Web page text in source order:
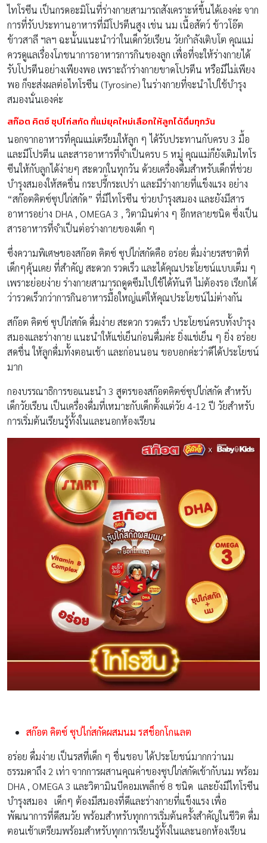
ไทโรซีน เป็นกรดอะมิโนที่ร่างกายสามารถสังเคราะห์ขึ้นได้เองค่ะ จาก
การที่รับประทานอาหารที่มีโปรตีนสูง เช่น นม เนื้อสัตว์ ข้าวโอ๊ต
ข้าวสาลี ฯลฯ ฉะนั้นแนะนำว่าในเด็กวัยเรียน วัยกำลังเติบโต คุณแม่
ควรดูแลเรื่องโภชนาการอาหารการกินของลูก เพื่อที่จะให้ร่างกายได้
รับโปรตีนอย่างเพียงพอ เพราะถ้าร่างกายขาดโปรตีน หรือมีไม่เพียง
พอ ก็จะส่งผลต่อไทโรซีน (Tyrosine) ในร่างกายที่จะนำไปใช้บำรุง
สมองนั่นเองค่ะ
สก๊อต คิตซ์ ซุปไก่สกัด ที่แม่ยุคใหม่เลือกให้ลูกได้ดื่มทุกวัน
นอกจากอาหารที่คุณแม่เตรียมให้ลูก ๆ ได้รับประทานกับครบ 3 มื้อ
และมีโปรตีน และสารอาหารที่จำเป็นครบ 5 หมู่ คุณแม่ก็ยังเติมไทโร
ซีนให้กับลูกได้ง่ายๆ สะดวกในทุกวัน ด้วยเครื่องดื่มสำหรับเด็กที่ช่วย
บำรุงสมองให้สดชื่น กระปรี้กระเปร่า และมีร่างกายที่แข็งแรง อย่าง
“สก๊อตคิตซ์ซุปไก่สกัด” ที่มีไทโรซีน ช่วยบำรุงสมอง และยังมีสาร
อาหารอย่าง DHA , OMEGA 3 , วิตามินต่าง ๆ อีกหลายชนิด ซึ่งเป็น
สารอาหารที่จำเป็นต่อร่างกายของเด็ก ๆ
ซึ่งความพิเศษของสก๊อต คิตซ์ ซุปไก่สกัดคือ อร่อย ดื่มง่ายรสชาติที่
เด็กๆคุ้นเคย ที่สำคัญ สะดวก รวดเร็ว และได้คุณประโยชน์แบบเต็ม ๆ
เพราะย่อยง่าย ร่างกายสามารถดูดซึมไปใช้ได้ทันที ไม่ต้องรอ เรียกได้
ว่ารวดเร็วกว่าการกินอาหารมื้อใหญ่แต่ให้คุณประโยชน์ไม่ต่างกัน
สก๊อต คิตซ์ ซุปไก่สกัด ดื่มง่าย สะดวก รวดเร็ว ประโยชน์ครบทั้งบำรุง
สมองและร่างกาย แนะนำให้แช่เย็นก่อนดื่มค่ะ ยิ่งแช่เย็น ๆ ยิ่ง อร่อย
สดชื่น ให้ลูกดื่มทั้งตอนเช้า และก่อนนอน ขอบอกค่ะว่าดีได้ประโยชน์
มาก
กองบรรณาธิการขอแนะนำ 3 สูตรของสก๊อตคิตซ์ซุปไก่สกัด สำหรับ
เด็กวัยเรียน เป็นเครื่องดื่มที่เหมาะกับเด็กตั้งแต่วัย 4-12 ปี วัยสำหรับ
การเริ่มต้นเรียนรู้ทั้งในและนอกห้องเรียน
สก๊อต คิตซ์ ซุปไก่สกัดผสมนม รสช็อกโกแลต
อร่อย ดื่มง่าย เป็นรสที่เด็ก ๆ ชื่นชอบ ได้ประโยชน์มากกว่านม
ธรรมดาถึง 2 เท่า จากการผสานคุณค่าของซุปไก่สกัดเข้ากับนม พร้อม
DHA , OMEGA 3 และวิตามินบีคอมเพล็กซ์ 8 ชนิด และยังมีไทโรซีน
บำรุงสมอง
เด็กๆ ต้องมีสมองที่ดีและร่างกายที่แข็งแรง เพื่อ
พัฒนาการที่ดีสมวัย พร้อมสำหรับทุกการเริ่มต้นครั้งสำคัญในชีวิต ดื่ม
ตอนเช้าเตรียมพร้อมสำหรับทุกการเรียนรู้ทั้งในและนอกห้องเรียน